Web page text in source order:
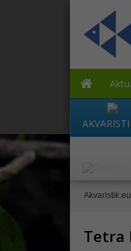
Akvaristik.eu
Tetra